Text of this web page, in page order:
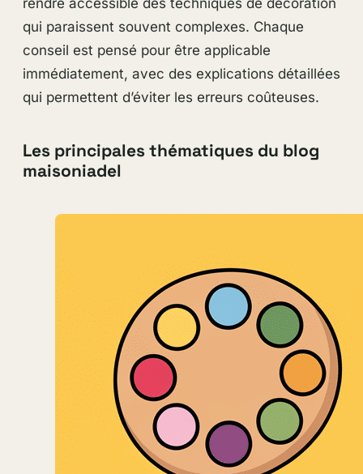
qui paraissent souvent complexes. Chaque
conseil est pensé pour être applicable
immédiatement, avec des explications détaillées
qui permettent d’éviter les erreurs coûteuses.
Les principales thématiques du blog
maisoniadel